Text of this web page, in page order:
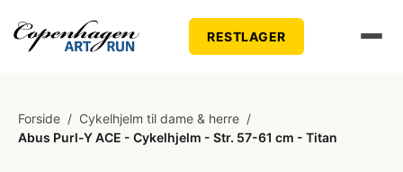
RESTLAGER
Forside / Cykelhjelm til dame & herre /
Abus Purl-Y ACE - Cykelhjelm - Str. 57-61 cm - Titan